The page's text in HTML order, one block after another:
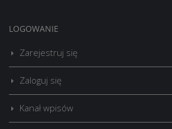
LOGOWANIE
Zarejestruj się
Zaloguj się
Kanał wpisów